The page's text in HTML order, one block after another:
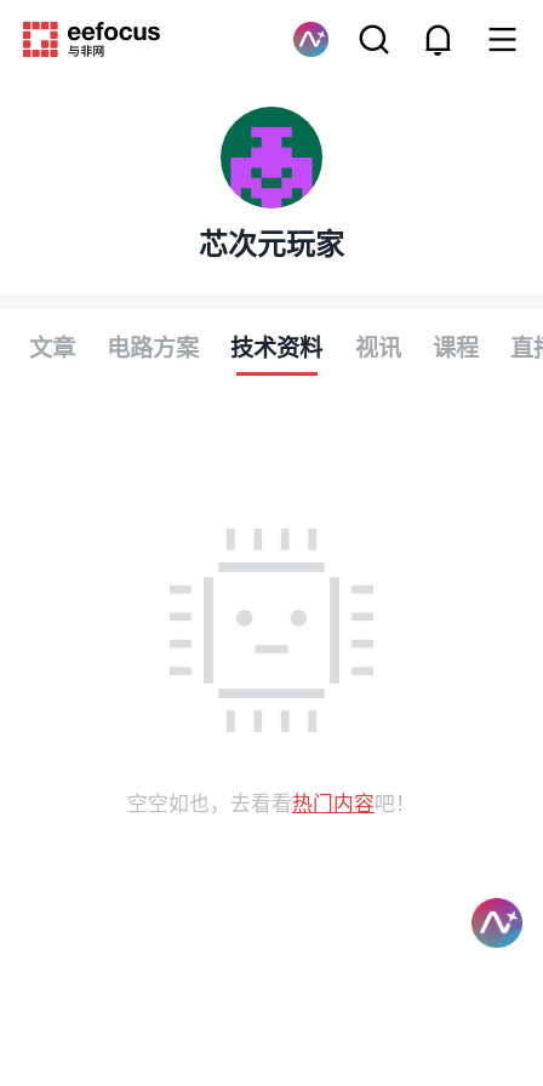
芯次元玩家
文章 电路方案 技术资料 视讯 课程 直
空空如也，去看看热门内容吧！